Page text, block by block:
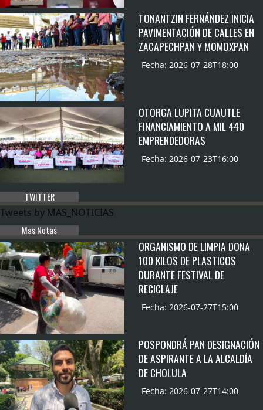
TONANTZIN FERNÁNDEZ INICIA
PAVIMENTACIÓN DE CALLES EN
ZACAPECHPAN Y MOMOXPAN
Fecha: 2026-07-28T18:00
OTORGA LUPITA CUAUTLE
FINANCIAMIENTO A MIL 440
EMPRENDEDORAS
Fecha: 2026-07-23T16:00
TWITTER
Tweets by MAS_NOTICIAS
Mas Notas
ORGANISMO DE LIMPIA DONA
100 KILOS DE PLASTICOS
DURANTE FESTIVAL DE
RECICLAJE
Fecha: 2026-07-27T15:00
POSPONDRÁ PAN DESIGNACIÓN
DE ASPIRANTE A LA ALCALDÍA
DE CHOLULA
Fecha: 2026-07-27T14:00